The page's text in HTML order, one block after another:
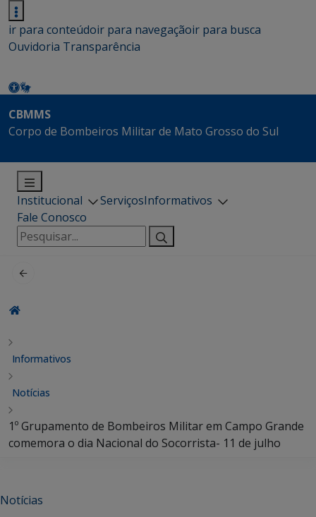
ir para conteúdoir para navegaçãoir para busca
Ouvidoria Transparência
CBMMS
Corpo de Bombeiros Militar de Mato Grosso do Sul
Institucional ServiçosInformativos
Fale Conosco
Pesquisar
por:
Informativos
Notícias
1º Grupamento de Bombeiros Militar em Campo Grande
comemora o dia Nacional do Socorrista- 11 de julho
Notícias